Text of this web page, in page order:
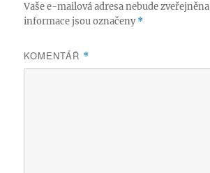
Vaše e-mailová adresa nebude
informace jsou označeny*
KOMENTÁŘ *